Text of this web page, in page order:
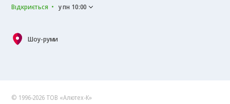
Відкриється у пн 10:00
Шоу-руми
© 1996-2026 ТОВ «Алютех‑К»